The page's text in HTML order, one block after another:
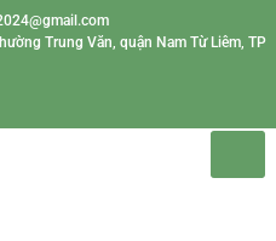
Trung Văn, quận Nam Từ Liêm, TP